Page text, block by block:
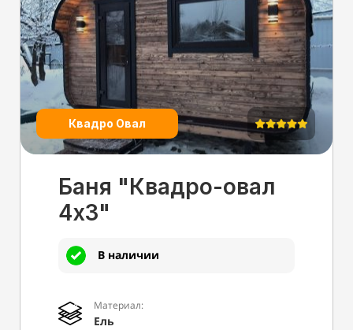
Квадро Овал
Баня "Квадро-овал
4х3"
В наличии
Материал:
Ель